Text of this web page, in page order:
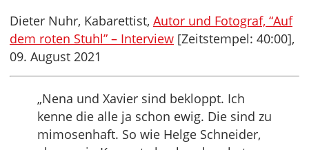
Dieter Nuhr, Kabarettist, Autor und Fotograf, “Auf
dem roten Stuhl” – Interview [Zeitstempel: 40:00],
09. August 2021
„Nena und Xavier sind bekloppt. Ich
kenne die alle ja schon ewig. Die sind zu
mimosenhaft. So wie Helge Schneider,